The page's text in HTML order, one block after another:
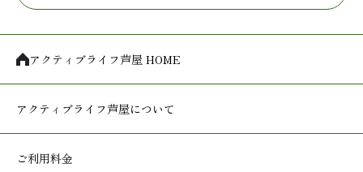
アクティブライフ芦屋 HOME
アクティブライフ芦屋について
ご利用料金